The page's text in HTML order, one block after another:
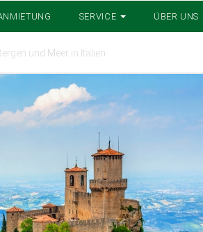
SERVICE ÜBER UNS
und Meer in Italien